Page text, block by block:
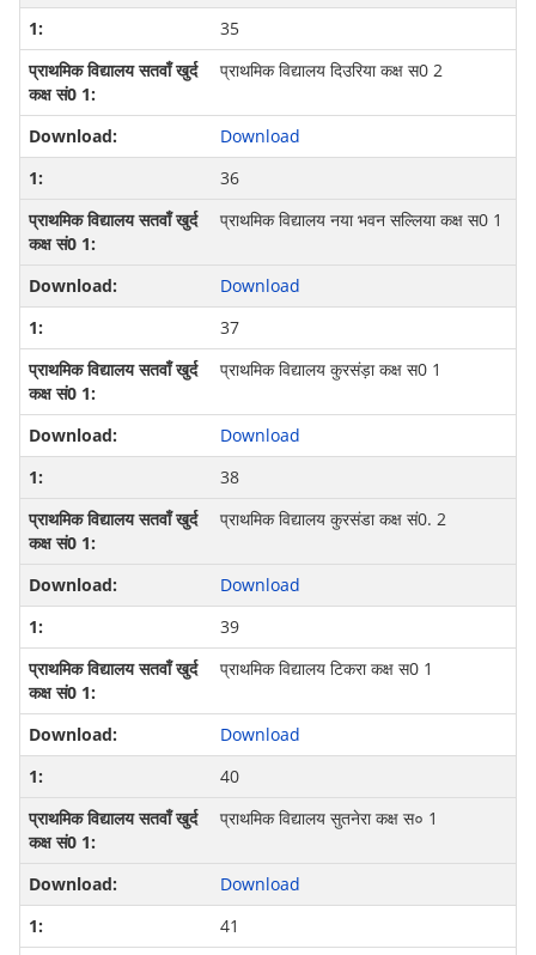
35
प्राथमिक विद्यालय दिउरिया कक्ष स0 2
Download
36
प्राथमिक विद्यालय नया भवन स‍ल्लिया कक्ष स0 1
Download
37
प्राथमिक विद्यालय कुरसंड़ा कक्ष स0 1
Download
38
प्राथमिक विद्यालय कुरसंडा कक्ष सं0. 2
Download
39
प्राथमिक विद्यालय टिकरा कक्ष स0 1
Download
40
प्राथमिक विद्यालय सुतनेरा कक्ष स० 1
Download
41